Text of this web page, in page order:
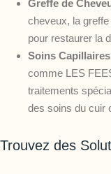
Greffe de
cheveux, la
pour restaurer la
Soins
comme LES
traitements
des soins du cuir
Trouvez des